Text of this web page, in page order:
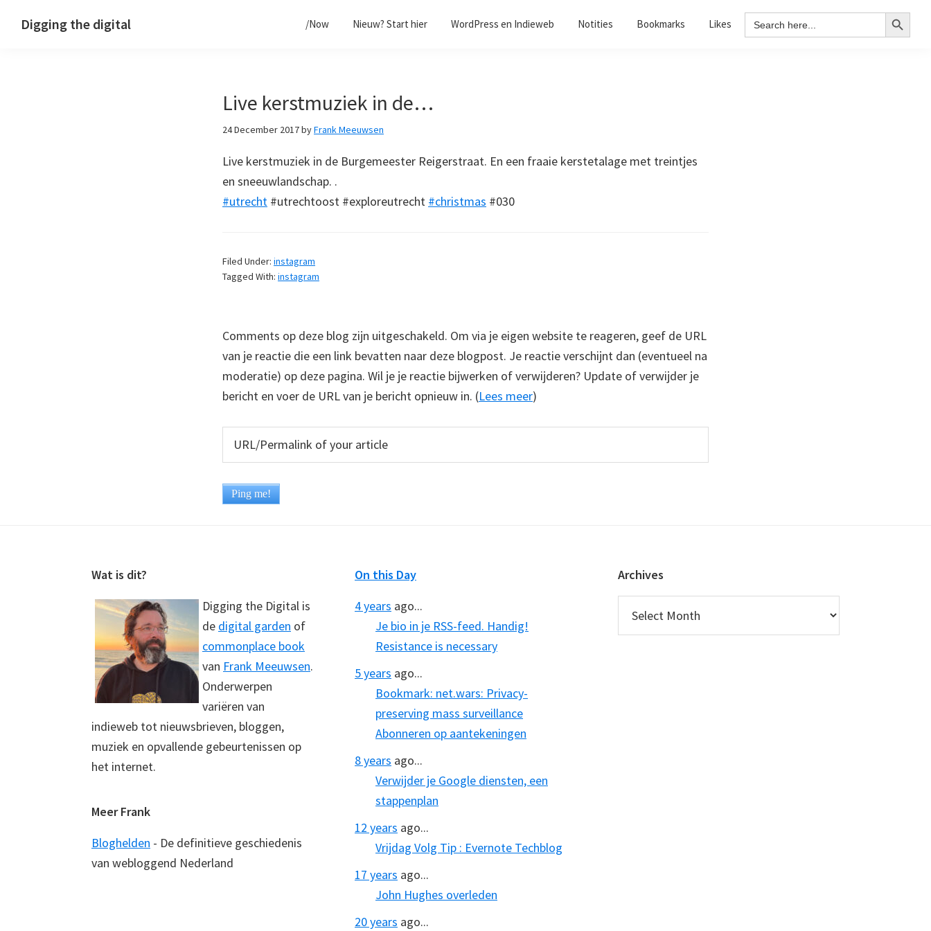
Digging the digital /Now Nieuw? Start hier WordPress en Indieweb Notities Bookmarks Likes Search
for:
Search Button
Live kerstmuziek in de…
24 December 2017byFrank Meeuwsen
Live kerstmuziek in de Burgemeester Reigerstraat. En een fraaie kerstetalage met treintjes
en sneeuwlandschap. .
#utrecht #utrechtoost #exploreutrecht #christmas #030
Filed Under: instagram
Tagged With: instagram
Comments op deze blog zijn uitgeschakeld. Om via je eigen website te reageren, geef de URL
van je reactie die een link bevatten naar deze blogpost. Je reactie verschijnt dan (eventueel na
moderatie) op deze pagina. Wil je je reactie bijwerken of verwijderen? Update of verwijder je
bericht en voer de URL van je bericht opnieuw in. (Lees meer)
Wat is dit?
Digging the Digital is
de digital garden of
commonplace book
van Frank Meeuwsen.
Onderwerpen
variëren van
indieweb tot nieuwsbrieven, bloggen,
muziek en opvallende gebeurtenissen op
het internet.
Meer Frank
Bloghelden - De definitieve geschiedenis
van webloggend Nederland
On this Day
4 years ago...
Je bio in je RSS-feed. Handig!
Resistance is necessary
5 years ago...
Bookmark: net.wars: Privacy-
preserving mass surveillance
Abonneren op aantekeningen
8 years ago...
Verwijder je Google diensten, een
stappenplan
12 years ago...
Vrijdag Volg Tip : Evernote Techblog
17 years ago...
John Hughes overleden
20 years ago...
Archives